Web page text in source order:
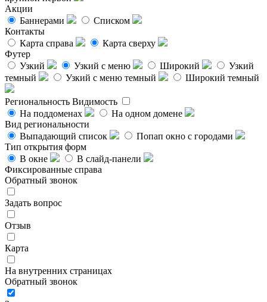
Акции
Баннерами
Списком
Контакты
Карта справа
Карта сверху
Футер
Узкий
Узкий с меню Широкий
Узкий
темный
Узкий с меню темный Широкий темный
Региональность Видимость
На поддоменах
На одном домене
Вид региональности
Выпадающий список
Попап окно с городами
Тип открытия форм
В окне
В слайд-панели
Фиксированные справа
Обратный звонок
Задать вопрос
Отзыв
Карта
На внутренних страницах
Обратный звонок